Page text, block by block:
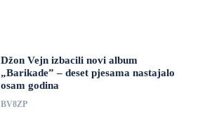
Džon Vejn izbacili novi album
„Barikade” – deset pjesama nastajalo
osam godina
BV8ZP